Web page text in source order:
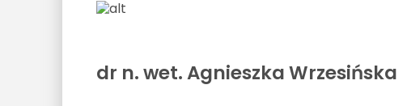
dr n. wet. Agnieszka Wrzesińska